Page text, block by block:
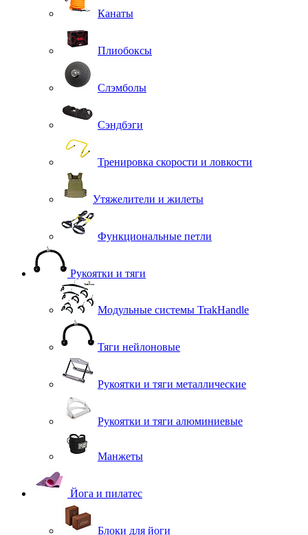
Канаты
Плиобоксы
Слэмболы
Сэндбэги
Тренировка скорости и ловкости
Утяжелители и жилеты
Функциональные петли
Рукоятки и тяги
Модульные системы TrakHandle
Тяги нейлоновые
Рукоятки и тяги металлические
Рукоятки и тяги алюминиевые
Манжеты
Йога и пилатес
Блоки для йоги